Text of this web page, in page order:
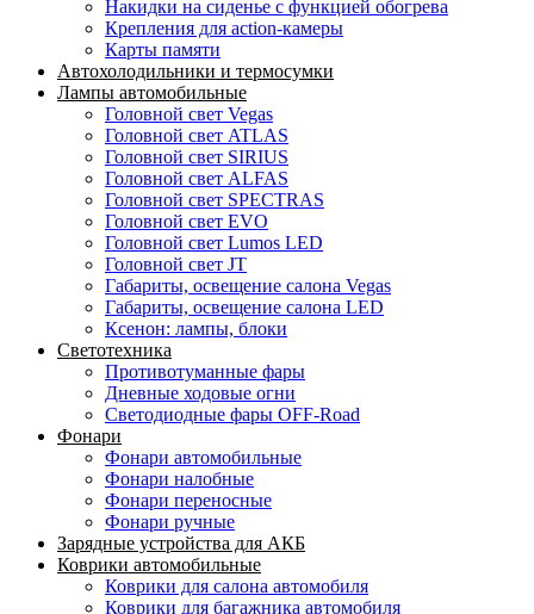
Накидки на сиденье с функцией обогрева
Крепления для action-камеры
Карты памяти
Автохолодильники и термосумки
Лампы автомобильные
Головной свет Vegas
Головной свет ATLAS
Головной свет SIRIUS
Головной свет ALFAS
Головной свет SPECTRAS
Головной свет EVO
Головной свет Lumos LED
Головной свет JT
Габариты, освещение салона Vegas
Габариты, освещение салона LED
Ксенон: лампы, блоки
Светотехника
Противотуманные фары
Дневные ходовые огни
Светодиодные фары OFF-Road
Фонари
Фонари автомобильные
Фонари налобные
Фонари переносные
Фонари ручные
Зарядные устройства для АКБ
Коврики автомобильные
Коврики для салона автомобиля
Коврики для багажника автомобиля